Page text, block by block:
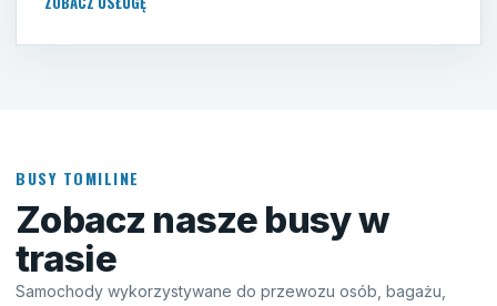
BUSY TOMILINE
Zobacz nasze busy w
trasie
Samochody wykorzystywane do przewozu osób, bagażu,